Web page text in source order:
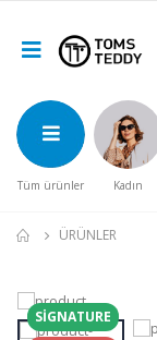
Tüm ürünler Kadın
ÜRÜNLER
SIGNATURE